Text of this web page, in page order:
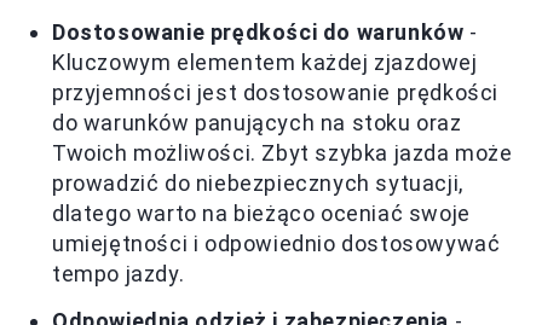
Dostosowanie prędkości do warunków -
Kluczowym elementem każdej zjazdowej
przyjemności jest dostosowanie prędkości
do warunków panujących na stoku oraz
Twoich możliwości. Zbyt szybka jazda może
prowadzić do niebezpiecznych sytuacji,
dlatego warto na bieżąco oceniać swoje
umiejętności i odpowiednio dostosowywać
tempo jazdy.